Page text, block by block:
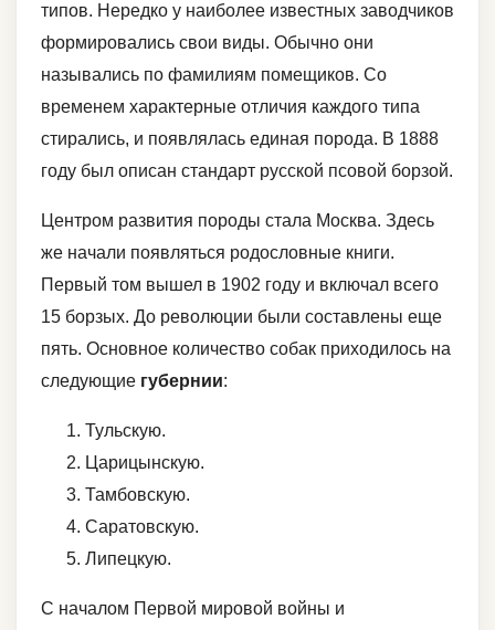
типов. Нередко у наиболее известных заводчиков
формировались свои виды. Обычно они
назывались по фамилиям помещиков. Со
временем характерные отличия каждого типа
стирались, и появлялась единая порода. В 1888
году был описан стандарт русской псовой борзой.
Центром развития породы стала Москва. Здесь
же начали появляться родословные книги.
Первый том вышел в 1902 году и включал всего
15 борзых. До революции были составлены еще
пять. Основное количество собак приходилось на
следующие губернии:
Тульскую.
Царицынскую.
Тамбовскую.
Саратовскую.
Липецкую.
С началом Первой мировой войны и